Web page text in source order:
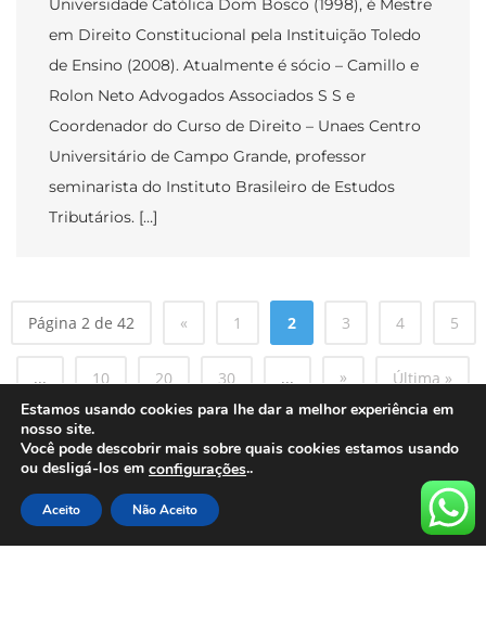
Universidade Católica Dom Bosco (1998), é Mestre
em Direito Constitucional pela Instituição Toledo
de Ensino (2008). Atualmente é sócio – Camillo e
Rolon Neto Advogados Associados S S e
Coordenador do Curso de Direito – Unaes Centro
Universitário de Campo Grande, professor
seminarista do Instituto Brasileiro de Estudos
Tributários. […]
Página 2 de 42 « 1 2 3 4 5
... 10 20 30 ... » Última »
CONTATO
Estamos usando cookies para lhe dar a melhor experiência em
nosso site.
Você pode descobrir mais sobre quais cookies estamos usando
ou desligá-los em configurações..
Aceito Não Aceito